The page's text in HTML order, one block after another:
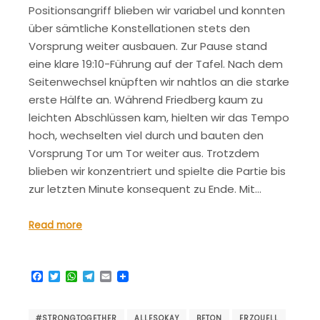
Positionsangriff blieben wir variabel und konnten
über sämtliche Konstellationen stets den
Vorsprung weiter ausbauen. Zur Pause stand
eine klare 19:10-Führung auf der Tafel. Nach dem
Seitenwechsel knüpften wir nahtlos an die starke
erste Hälfte an. Während Friedberg kaum zu
leichten Abschlüssen kam, hielten wir das Tempo
hoch, wechselten viel durch und bauten den
Vorsprung Tor um Tor weiter aus. Trotzdem
blieben wir konzentriert und spielte die Partie bis
zur letzten Minute konsequent zu Ende. Mit…
Read more
Facebook
TwitterWhatsApp
Telegram
Email